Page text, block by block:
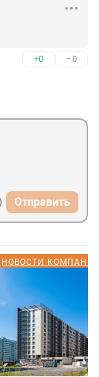
+0 –0
Отправить
НОВОСТИ